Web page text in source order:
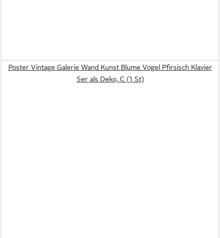
Poster Vintage Galerie Wand Kunst Blume Vogel Pfirsisch Klavier
5er als Deko, C (1 St)